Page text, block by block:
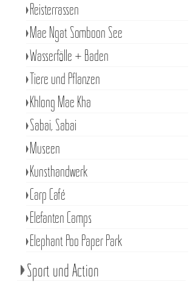
Reisterrassen
Mae Ngat Somboon See
Wasserfälle + Baden
Tiere und Pflanzen
Khlong Mae Kha
Sabai, Sabai
Museen
Kunsthandwerk
Carp Café
Elefanten Camps
Elephant Poo Paper Park
Sport und Action